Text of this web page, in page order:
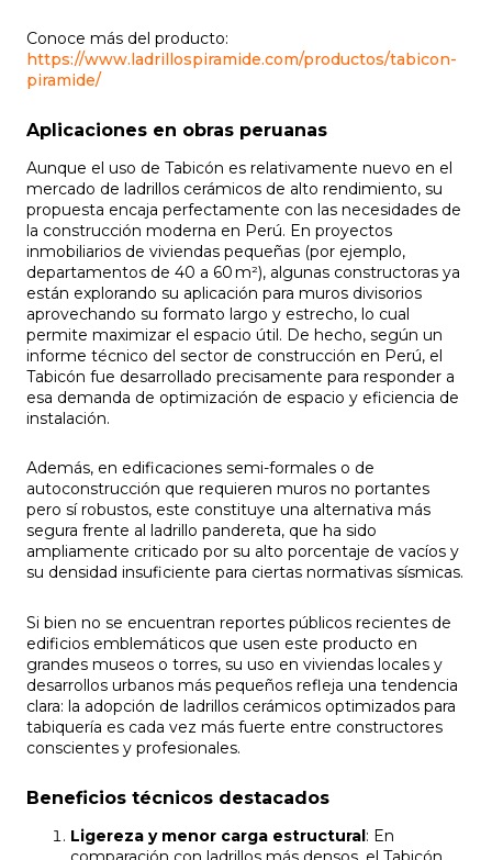
Conoce más del producto:
https://www.ladrillospiramide.com/productos/tabicon-
piramide/
Aplicaciones en obras peruanas
Aunque el uso de Tabicón es relativamente nuevo en el
mercado de ladrillos cerámicos de alto rendimiento, su
propuesta encaja perfectamente con las necesidades de
la construcción moderna en Perú. En proyectos
inmobiliarios de viviendas pequeñas (por ejemplo,
departamentos de 40 a 60 m²), algunas constructoras ya
están explorando su aplicación para muros divisorios
aprovechando su formato largo y estrecho, lo cual
permite maximizar el espacio útil. De hecho, según un
informe técnico del sector de construcción en Perú, el
Tabicón fue desarrollado precisamente para responder a
esa demanda de optimización de espacio y eficiencia de
instalación.
Además, en edificaciones semi-formales o de
autoconstrucción que requieren muros no portantes
pero sí robustos, este constituye una alternativa más
segura frente al ladrillo pandereta, que ha sido
ampliamente criticado por su alto porcentaje de vacíos y
su densidad insuficiente para ciertas normativas sísmicas.
Si bien no se encuentran reportes públicos recientes de
edificios emblemáticos que usen este producto en
grandes museos o torres, su uso en viviendas locales y
desarrollos urbanos más pequeños refleja una tendencia
clara: la adopción de ladrillos cerámicos optimizados para
tabiquería es cada vez más fuerte entre constructores
conscientes y profesionales.
Beneficios técnicos destacados
Ligereza y menor carga estructural: En